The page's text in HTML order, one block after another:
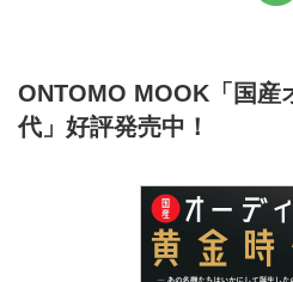
ONTOMO MOOK「国産
代」好評発売中！